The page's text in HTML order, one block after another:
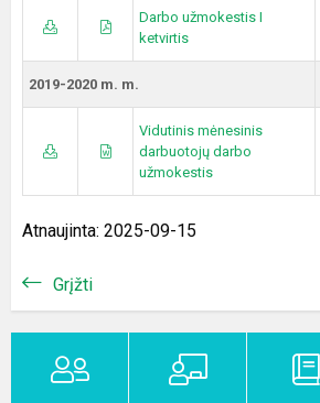
Darbo užmokestis I
ketvirtis
2019-2020 m. m.
Vidutinis mėnesinis
darbuotojų darbo
užmokestis
Atnaujinta: 2025-09-15
Grįžti